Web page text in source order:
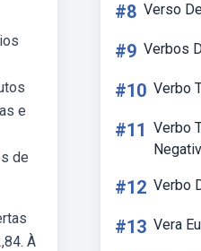
e
de
À
#8 Verso
#9 Verbos
#10 Verbo
#11 Verbo
#12 Verbo
#13 Vera